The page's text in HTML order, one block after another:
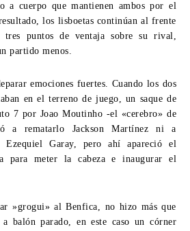
a cuerpo que mantienen ambos por el
los lisboetas continúan al frente
puntos de ventaja sobre su rival,
partido menos.
emociones fuertes. Cuando los dos
en el terreno de juego, un saque de
7 por Joao Moutinho -el «cerebro» de
a rematarlo Jackson Martínez ni a
Ezequiel Garay, pero ahí apareció el
para meter la cabeza e inaugurar el
»grogui» al Benfica, no hizo más que
balón parado, en este caso un córner